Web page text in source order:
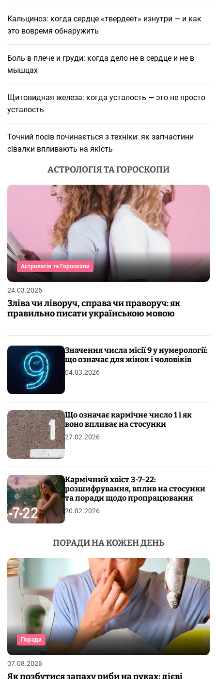
Кальциноз: когда сердце «твердеет» изнутри — и как
это вовремя обнаружить
Боль в плече и груди: когда дело не в сердце и не в
мышцах
Щитовидная железа: когда усталость — это не просто
усталость
Точний посів починається з техніки: як запчастини
сівалки впливають на якість
АСТРОЛОГІЯ ТА ГОРОСКОПИ
Астрологія та Гороскопи
24.03.2026
Зліва чи ліворуч, справа чи праворуч: як
правильно писати українською мовою
Значення числа місії 9 у нумерології:
що означає для жінок і чоловіків
04.03.2026
Що означає кармічне число 1 і як
воно впливає на стосунки
27.02.2026
Кармічний хвіст 3-7-22:
розшифрування, вплив на стосунки
та поради щодо пропрацювання
20.02.2026
ПОРАДИ НА КОЖЕН ДЕНЬ
Поради
07.08.2026
Як позбутися запаху риби на руках: дієві